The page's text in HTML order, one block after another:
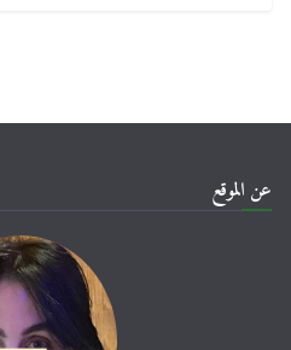
عن الموقع